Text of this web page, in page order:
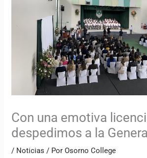
Con una emotiva
despedimos a la
/ Noticias / PorOsorno College